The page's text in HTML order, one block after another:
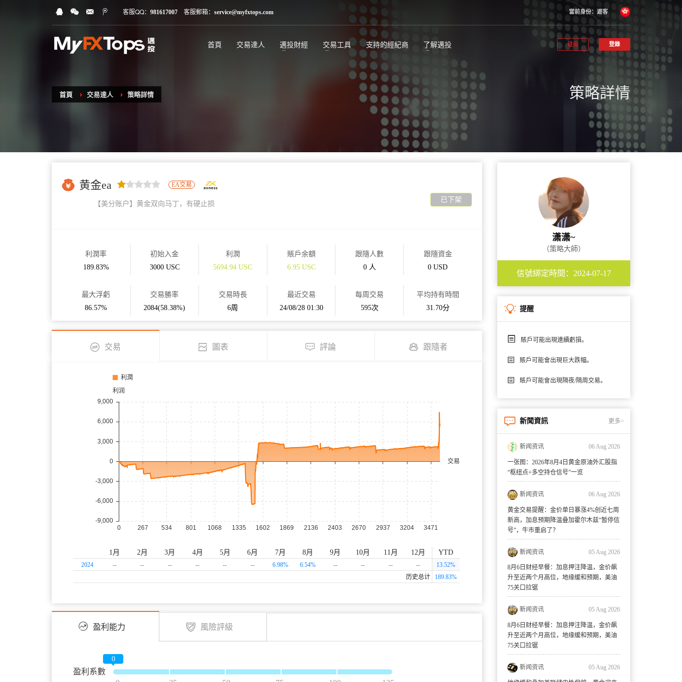
客服QQ： 981617007 客服郵箱： service@myfxtops.com 當前身份：遊客
首頁 交易達人 邁投財經 交易工具 支持的經紀商 了解邁投 註冊 登錄
首頁 交易達人 策略詳情 策略詳情
已下架
黄金ea EA交易
【美分账户】黄金双向马丁，有硬止损
利潤率
189.83%
初始入金
3000 USC
利潤
5694.94 USC
賬戶余額
6.95 USC
跟隨人數
0 人
跟隨資金
0 USD
最大浮虧
86.57%
交易勝率
2084(58.38%)
交易時長
6周
最近交易
24/08/28 01:30
每周交易
595次
平均持有時間
31.70分
交易 圖表 評論 跟隨者
利潤
1月 2月 3月 4月 5月 6月 7月 8月 9月 10月 11月 12月 YTD
2024 -- -- -- -- -- -- 6.98% 6.54% -- -- -- -- 13.52%
历史总计
189.83%
盈利能力 風險評級
盈利系數
0
潇潇~
（策略大師）
信號綁定時間：2024-07-17
提醒
賬戶可能出現連續虧損。
賬戶可能會出現巨大跌幅。
賬戶可能會出現隔夜/隔周交易。
新聞資訊 更多>
新闻资讯 06 Aug 2026
一张图：2026年8月4日黄金原油外汇股指
“枢纽点+多空持仓信号”一览
新闻资讯 06 Aug 2026
黄金交易提醒：金价单日暴涨4%创近七周
新高，加息预期降温叠加霍尔木兹“暂停信
号”，牛市重启了？
新闻资讯 05 Aug 2026
8月6日财经早餐：加息押注降温，金价飙
升至近两个月高位，地缘缓和预期，美油
75关口拉锯
新闻资讯 05 Aug 2026
8月6日财经早餐：加息押注降温，金价飙
升至近两个月高位，地缘缓和预期，美油
75关口拉锯
新闻资讯 05 Aug 2026